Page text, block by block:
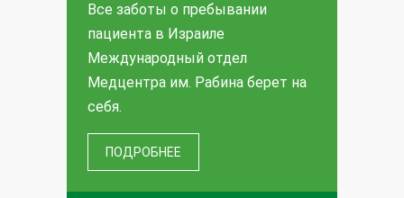
Все заботы о пребывании
пациента в Израиле
Международный отдел
Медцентра им. Рабина берет на
себя.
ПОДРОБНЕЕ